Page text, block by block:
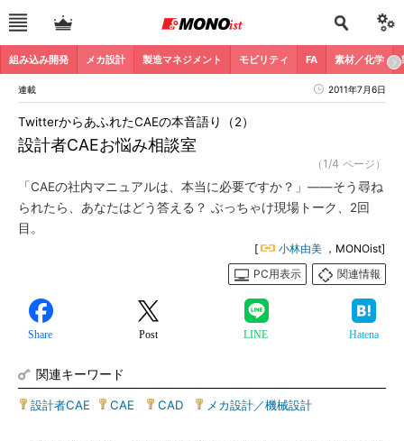
組み込み開発 メカ設計 製造マネジメント モビリティ FA 素材／化学
連載 2011年7月6日
設計者CAEお悩み相談室
TwitterからあふれたCAEの本音語り（2）
（1/4 ページ）
「CAEの社内マニュアルは、本当に必要ですか？」――そう尋ね
られたら、あなたはどう答える？ ぶっちゃけ現場トーク、2回
目。
[ 小林由美 ，MONOist]
PC用表示
関連情報
Share Post LINE Hatena
関連キーワード
設計者CAE CAE CAD メカ設計／機械設計